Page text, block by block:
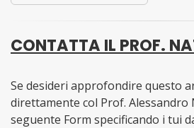
CONTATTA IL PROF.
Se desideri approfondire questo
direttamente col Prof. Alessandro
seguente Form specificando i tui